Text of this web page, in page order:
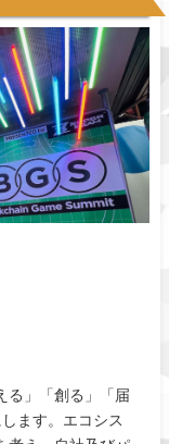
る」「創る」「届
ます。エコシス